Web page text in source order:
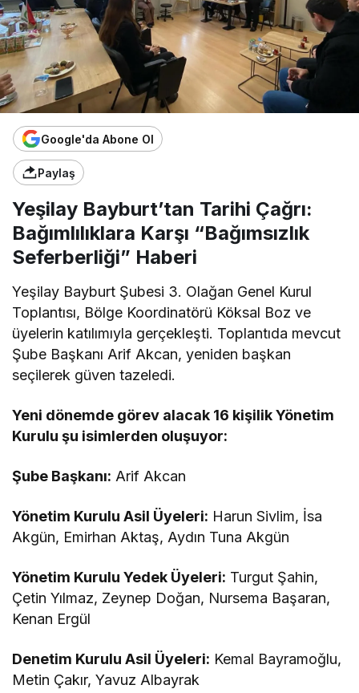
Google'da Abone Ol
Paylaş
Yeşilay Bayburt’tan Tarihi Çağrı:
Bağımlılıklara Karşı “Bağımsızlık
Seferberliği” Haberi
Yeşilay Bayburt Şubesi 3. Olağan Genel Kurul
Toplantısı, Bölge Koordinatörü Köksal Boz ve
üyelerin katılımıyla gerçekleşti. Toplantıda mevcut
Şube Başkanı Arif Akcan, yeniden başkan
seçilerek güven tazeledi.
Yeni dönemde görev alacak 16 kişilik Yönetim
Kurulu şu isimlerden oluşuyor:
Şube Başkanı: Arif Akcan
Yönetim Kurulu Asil Üyeleri: Harun Sivlim, İsa
Akgün, Emirhan Aktaş, Aydın Tuna Akgün
Yönetim Kurulu Yedek Üyeleri: Turgut Şahin,
Çetin Yılmaz, Zeynep Doğan, Nursema Başaran,
Kenan Ergül
Denetim Kurulu Asil Üyeleri: Kemal Bayramoğlu,
Metin Çakır, Yavuz Albayrak